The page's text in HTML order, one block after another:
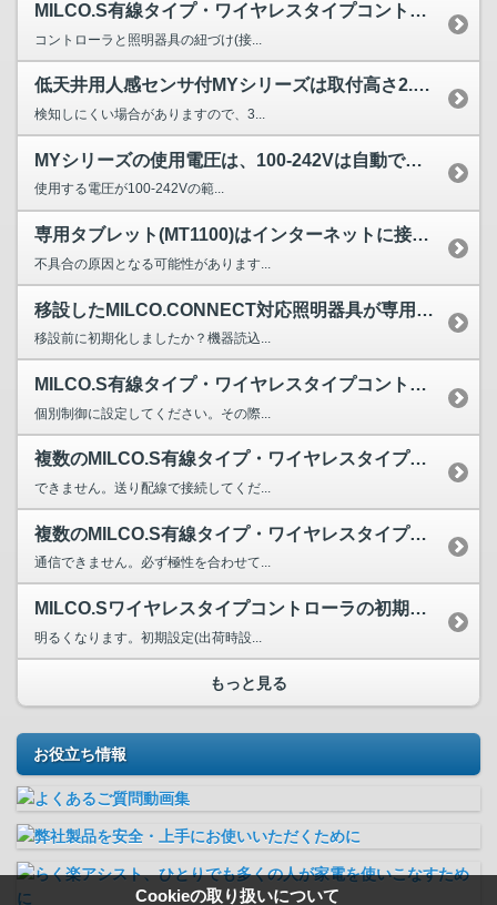
Cookieの取り扱いについて
MILCO.S有線タイプ・ワイヤレスタイプコントローラ及び...
コントローラと照明器具の紐づけ(接...
低天井用人感センサ付MYシリーズは取付高さ2.5ｍとあるが...
検知しにくい場合がありますので、3...
MYシリーズの使用電圧は、100-242Vは自動で認識しますか?
使用する電圧が100-242Vの範...
専用タブレット(MT1100)はインターネットに接続しても...
不具合の原因となる可能性があります...
移設したMILCO.CONNECT対応照明器具が専用タブレ...
移設前に初期化しましたか？機器読込...
MILCO.S有線タイプ・ワイヤレスタイプコントローラには...
個別制御に設定してください。その際...
複数のMILCO.S有線タイプ・ワイヤレスタイプコントロー...
できません。送り配線で接続してくだ...
複数のMILCO.S有線タイプ・ワイヤレスタイプコントロー...
通信できません。必ず極性を合わせて...
MILCO.Sワイヤレスタイプコントローラの初期の設定なし...
明るくなります。初期設定(出荷時設...
もっと見る
お役立ち情報